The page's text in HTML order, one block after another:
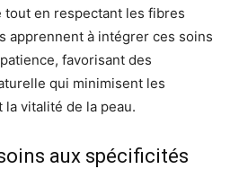
en respectant les fibres
apprennent à intégrer ces soins
favorisant des
qui minimisent les
vitalité de la peau.
aux spécificités